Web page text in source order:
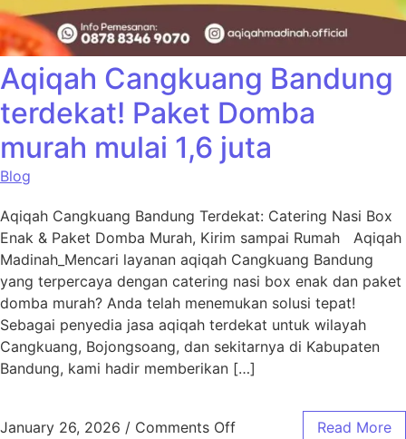
Aqiqah Cangkuang Bandung
terdekat! Paket Domba
murah mulai 1,6 juta
Blog
Aqiqah Cangkuang Bandung Terdekat: Catering Nasi Box
Enak & Paket Domba Murah, Kirim sampai Rumah Aqiqah
Madinah_Mencari layanan aqiqah Cangkuang Bandung
yang terpercaya dengan catering nasi box enak dan paket
domba murah? Anda telah menemukan solusi tepat!
Sebagai penyedia jasa aqiqah terdekat untuk wilayah
Cangkuang, Bojongsoang, dan sekitarnya di Kabupaten
Bandung, kami hadir memberikan […]
January 26, 2026 / Comments Off Read More